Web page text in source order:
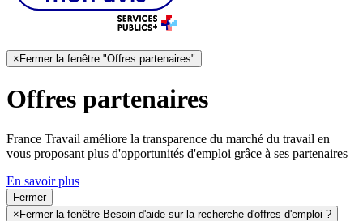
× Fermer la fenêtre "Offres partenaires"
Offres partenaires
France Travail améliore la transparence du marché du travail en
vous proposant plus d'opportunités d'emploi grâce à ses partenaires
En savoir plus
Fermer
× Fermer la fenêtre Besoin d'aide sur la recherche d'offres d'emploi ?